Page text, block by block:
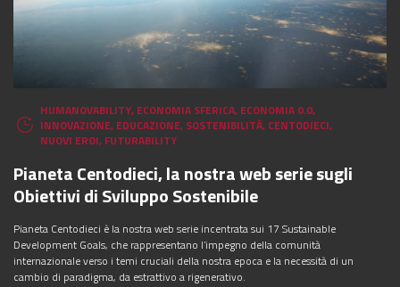
HUMANOVABILITY, ECONOMIA SFERICA, ECONOMIA 0.0,
INNOVAZIONE, EDUCAZIONE, SOSTENIBILITÀ, CENTODIECI,
NUOVI EROI, FUTURABILITY
Pianeta Centodieci, la nostra web serie sugli
Obiettivi di Sviluppo Sostenibile
Pianeta Centodieci è la nostra web serie incentrata sui 17 Sustainable
Development Goals, che rappresentano l’impegno della comunità
internazionale verso i temi cruciali della nostra epoca e la necessità di un
cambio di paradigma, da estrattivo a rigenerativo.